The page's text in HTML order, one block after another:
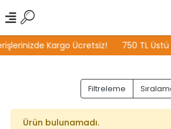
Kargo Ücretsiz! 750 TL
Filtreleme
Ürün bulunamadı.